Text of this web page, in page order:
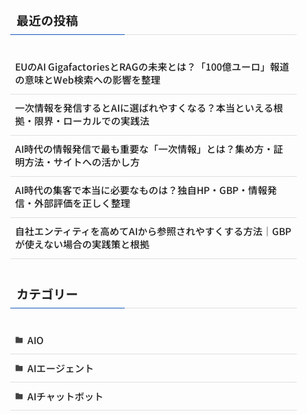
最近の投稿
EUのAI GigafactoriesとRAGの未来とは？「100億ユーロ」報道
の意味とWeb検索への影響を整理
一次情報を発信するとAIに選ばれやすくなる？本当といえる根
拠・限界・ローカルでの実践法
AI時代の情報発信で最も重要な「一次情報」とは？集め方・証
明方法・サイトへの活かし方
AI時代の集客で本当に必要なものは？独自HP・GBP・情報発
信・外部評価を正しく整理
自社エンティティを高めてAIから参照されやすくする方法｜GBP
が使えない場合の実践策と根拠
カテゴリー
AIO
AIエージェント
AIチャットボット